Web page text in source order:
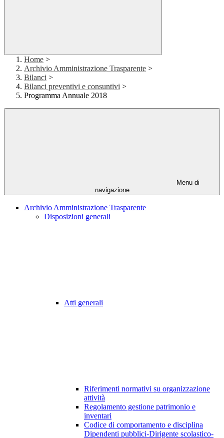
Home >
Archivio Amministrazione Trasparente >
Bilanci >
Bilanci preventivi e consuntivi >
Programma Annuale 2018
Menu di
navigazione
Archivio Amministrazione Trasparente
Disposizioni generali
Atti generali
Riferimenti normativi su organizzazione
attività
Regolamento gestione patrimonio e
inventari
Codice di comportamento e disciplina
Dipendenti pubblici-Dirigente scolastico-